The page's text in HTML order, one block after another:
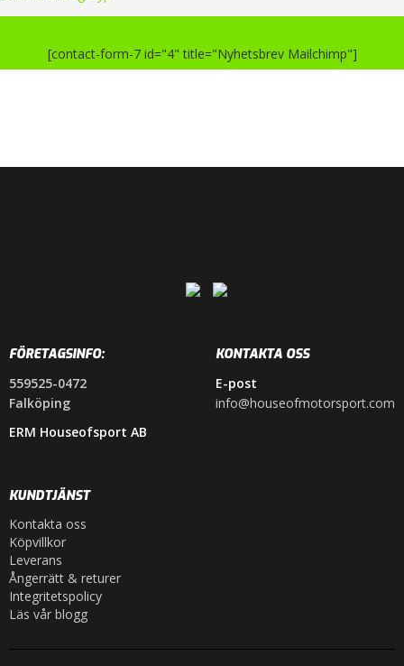
[contact-form-7 id="4" title="Nyhetsbrev Mailchimp"]
FÖRETAGSINFO:
559525-0472
Falköping
ERM Houseofsport AB
KONTAKTA OSS
E-post
info@houseofmotorsport.com
KUNDTJÄNST
Kontakta oss
Köpvillkor
Leverans
Ångerrätt & returer
Integritetspolicy
Läs vår blogg